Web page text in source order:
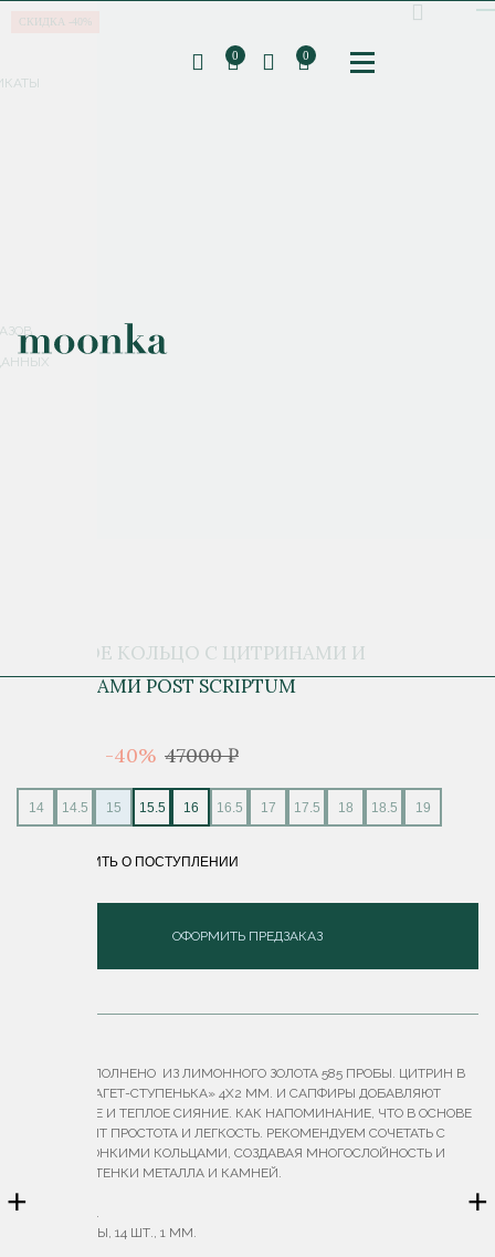
Соглашаюсь с
0 0
+
СКИДКА -40%
+
ЗОЛОТОЕ КОЛЬЦО С ЦИТРИНАМИ И
САПФИРАМИ POST SCRIPTUM
-40% 47000 ₽
14 14.5 15 15.5 16 16.5 17 17.5 18 18.5 19
СООБЩИТЬ О ПОСТУПЛЕНИИ
ОФОРМИТЬ ПРЕДЗАКАЗ
КОЛЬЦО ВЫПОЛНЕНО ИЗ ЛИМОННОГО ЗОЛОТА 585 ПРОБЫ. ЦИТРИН В
ОГРАНКЕ «БАГЕТ-СТУПЕНЬКА» 4Х2 ММ. И САПФИРЫ ДОБАВЛЯЮТ
ДЕЛИКАТНОЕ И ТЕПЛОЕ СИЯНИЕ. КАК НАПОМИНАНИЕ, ЧТО В ОСНОВЕ
ВСЕГО ЛЕЖИТ ПРОСТОТА И ЛЕГКОСТЬ. РЕКОМЕНДУЕМ СОЧЕТАТЬ С
ДРУГИМИ ТОНКИМИ КОЛЬЦАМИ, СОЗДАВАЯ МНОГОСЛОЙНОСТЬ И
СОЧЕТАЯ ОТТЕНКИ МЕТАЛЛА И КАМНЕЙ.
ВЕС — 0.97 Г.
БРИЛЛИАНТЫ, 14 ШТ., 1 ММ.